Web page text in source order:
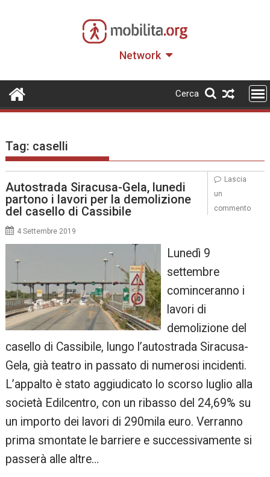
Network
Cerca
Tag: caselli
Autostrada Siracusa-Gela, lunedi
partono i lavori per la demolizione
del casello di Cassibile
4 Settembre 2019
Lunedì 9
settembre
cominceranno i
lavori di
demolizione del
casello di Cassibile, lungo l’autostrada Siracusa-
Gela, già teatro in passato di numerosi incidenti.
L’appalto è stato aggiudicato lo scorso luglio alla
società Edilcentro, con un ribasso del 24,69% su
un importo dei lavori di 290mila euro. Verranno
prima smontate le barriere e successivamente si
passerà alle altre…
Lascia
un
commento